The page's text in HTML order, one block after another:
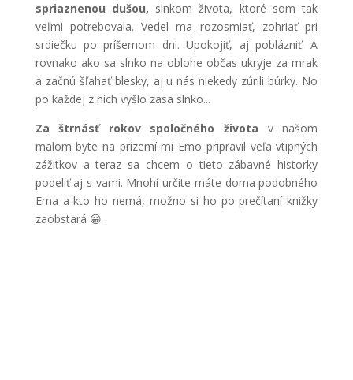
spriaznenou dušou, slnkom života, ktoré som tak
veľmi potrebovala. Vedel ma rozosmiať, zohriať pri
srdiečku po príšernom dni. Upokojiť, aj poblázniť. A
rovnako ako sa slnko na oblohe občas ukryje za mrak
a začnú šľahať blesky, aj u nás niekedy zúrili búrky. No
po každej z nich vyšlo zasa slnko...
Za štrnásť rokov spoločného života v našom
malom byte na prízemí mi Emo pripravil veľa vtipných
zážitkov a teraz sa chcem o tieto zábavné historky
podeliť aj s vami. Mnohí určite máte doma podobného
Ema a kto ho nemá, možno si ho po prečítaní knižky
zaobstará 😀 .